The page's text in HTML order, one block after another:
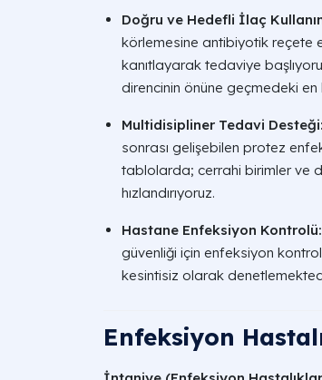
Doğru ve Hedefli İlaç
körlemesine antibiyotik reçete
kanıtlayarak tedaviye
direncinin önüne geçmedeki
Multidisipliner Tedavi Desteği:
sonrası gelişebilen protez
tablolarda; cerrahi birimler ve
hızlandırıyoruz.
Hastane Enfeksiyon Kontrolü:
güvenliği için enfeksiyon
kesintisiz olarak
Enfeksiyon